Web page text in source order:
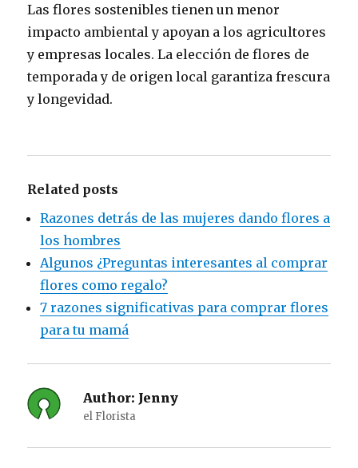
Las flores sostenibles tienen un menor
impacto ambiental y apoyan a los agricultores
y empresas locales. La elección de flores de
temporada y de origen local garantiza frescura
y longevidad.
Related posts
Razones detrás de las mujeres dando flores a
los hombres
Algunos ¿Preguntas interesantes al comprar
flores como regalo?
7 razones significativas para comprar flores
para tu mamá
Author: Jenny
el Florista